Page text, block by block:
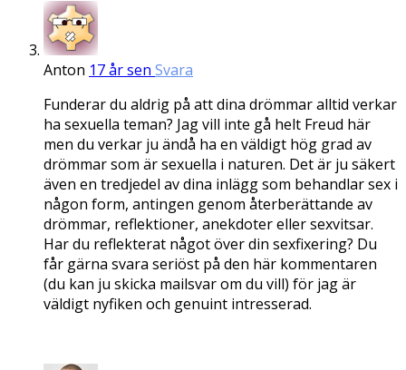
Anton 17 år sen Svara
Funderar du aldrig på att dina drömmar alltid verkar
ha sexuella teman? Jag vill inte gå helt Freud här
men du verkar ju ändå ha en väldigt hög grad av
drömmar som är sexuella i naturen. Det är ju säkert
även en tredjedel av dina inlägg som behandlar sex i
någon form, antingen genom återberättande av
drömmar, reflektioner, anekdoter eller sexvitsar.
Har du reflekterat något över din sexfixering? Du
får gärna svara seriöst på den här kommentaren
(du kan ju skicka mailsvar om du vill) för jag är
väldigt nyfiken och genuint intresserad.